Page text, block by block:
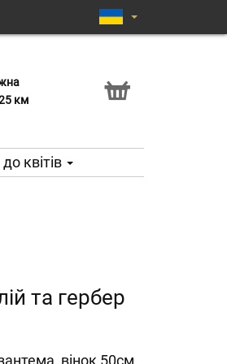
км
квітів
та гербер
вінок 50см,